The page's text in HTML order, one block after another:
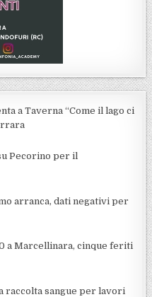
a Taverna “Come il lago ci
Pecorino per il
arranca, dati negativi per
a Marcellinara, cinque feriti
raccolta sangue per lavori